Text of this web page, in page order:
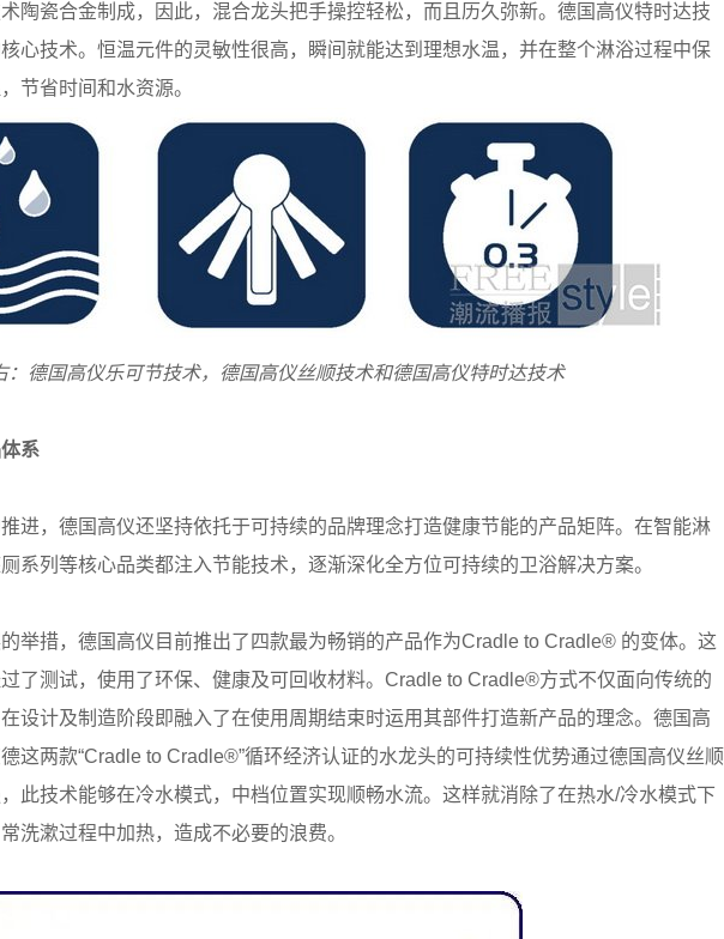
陶瓷合金制成，因此，混合龙头把手操控轻松，而且历久弥新。德国高仪特时达技
心技术。恒温元件的灵敏性很高，瞬间就能达到理想水温，并在整个淋浴过程中保
节省时间和水资源。
：德国高仪乐可节技术，德国高仪丝顺技术和德国高仪特时达技术
系
进，德国高仪还坚持依托于可持续的品牌理念打造健康节能的产品矩阵。在智能淋
系列等核心品类都注入节能技术，逐渐深化全方位可持续的卫浴解决方案。
举措，德国高仪目前推出了四款最为畅销的产品作为Cradle to Cradle® 的变体。这
了测试，使用了环保、健康及可回收材料。Cradle to Cradle®方式不仅面向传统的
设计及制造阶段即融入了在使用周期结束时运用其部件打造新产品的理念。德国高
这两款“Cradle to Cradle®”循环经济认证的水龙头的可持续性优势通过德国高仪丝顺
此技术能够在冷水模式，中档位置实现顺畅水流。这样就消除了在热水/冷水模式下
洗漱过程中加热，造成不必要的浪费。